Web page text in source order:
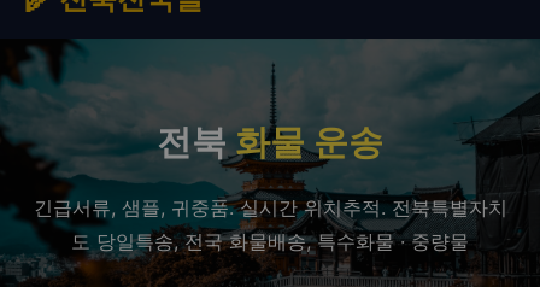
전북화물 운송
긴급서류, 샘플, 귀중품. 실시간 위치추적. 전북특별자치
도 당일특송, 전국 화물배송, 특수화물 · 중량물